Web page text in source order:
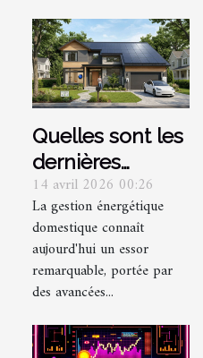
Quelles sont les
dernières
innovations en
matière de
gestion
énergétique
domestique ?
14 avril 2026 00:26
La gestion énergétique
domestique connaît
aujourd'hui un essor
remarquable, portée par
des avancées...